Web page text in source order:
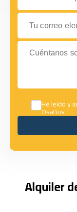
Tu correo
Cuéntanos sobre
He leído y
OsaBus.
Alquiler